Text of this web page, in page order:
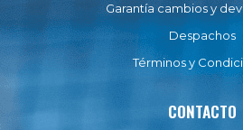
Garantía cambios y
Despachos
Términos y
CONTACTO